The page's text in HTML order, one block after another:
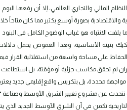
المالي والتجاري العالمي، إلا أن رفعها
والاقتصادية بصورة أوسع بكثير مما كان متاحاً
ما يلفت الانتباه هو غياب الوضوح الكامل في
بنيته الأساسية، وهذا الغموض يحمل
الحفاظ على مساحة واسعة من استقلالية القرار
لم تحقق مكاسب جزئية أو مؤقتة، بل
محددة، بل بتكريس واقع إقليمي جديد يعترف
تتحدث عن مشروع تغيير الشرق الأوسط
التاريخية تكمن في أن الشرق الأوسط الجديد